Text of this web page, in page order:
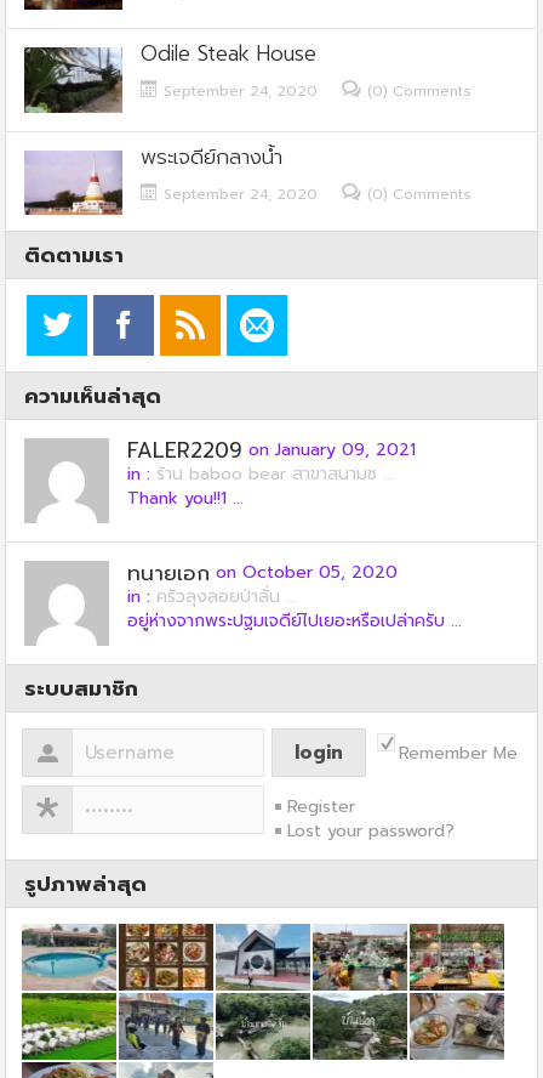
Odile Steak House
September 24, 2020 (0) Comments
พระเจดีย์กลางน้ำ
September 24, 2020 (0) Comments
ติดตามเรา
ความเห็นล่าสุด
FALER2209 on January 09, 2021
in : ร้าน baboo bear สาขาสนามช ...
Thank you!!1 ...
ทนายเอก on October 05, 2020
in : ครัวลุงลอยป่าลั่น ...
อยู่ห่างจากพระปฐมเจดีย์ไปเยอะหรือเปล่าครับ ...
ระบบสมาชิก
Remember Me
Register
Lost your password?
รูปภาพล่าสุด